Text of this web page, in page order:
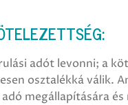
adót levonni; a
osztalékká válik.
megállapítására